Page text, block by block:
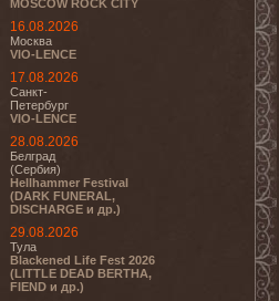
MOSCOW ROCK CITY
16.08.2026
Москва
VIO-LENCE
17.08.2026
Санкт-
Петербург
VIO-LENCE
28.08.2026
Белград
(Сербия)
Hellhammer Festival
(DARK FUNERAL,
DISCHARGE и др.)
29.08.2026
Тула
Blackened Life Fest 2026
(LITTLE DEAD BERTHA,
FIEND и др.)